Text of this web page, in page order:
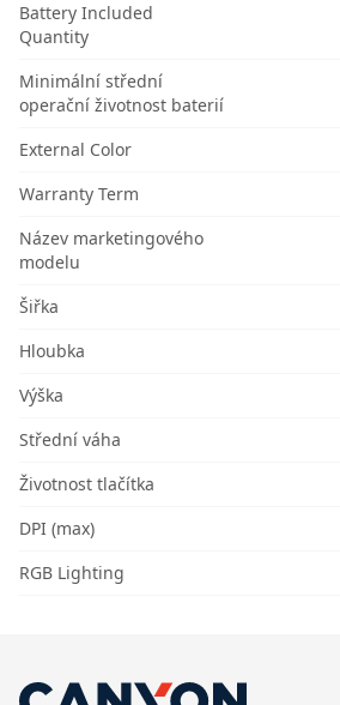
Battery Included
Quantity
Minimální střední
operační životnost baterií
External Color
Warranty Term
Název marketingového
modelu
Šiřka
Hloubka
Výška
Střední váha
Životnost tlačítka
DPI (max)
RGB Lighting